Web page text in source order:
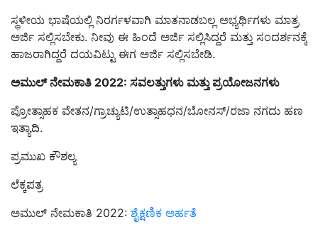
ಸ್ಥಳೀಯ ಭಾಷೆಯಲ್ಲಿ ನಿರರ್ಗಳವಾಗಿ ಮಾತನಾಡಬಲ್ಲ ಅಭ್ಯರ್ಥಿಗಳು ಮಾತ್ರ
ಅರ್ಜಿ ಸಲ್ಲಿಸಬೇಕು. ನೀವು ಈ ಹಿಂದೆ ಅರ್ಜಿ ಸಲ್ಲಿಸಿದ್ದರೆ ಮತ್ತು ಸಂದರ್ಶನಕ್ಕೆ
ಹಾಜರಾಗಿದ್ದರೆ ದಯವಿಟ್ಟು ಈಗ ಅರ್ಜಿ ಸಲ್ಲಿಸಬೇಡಿ.
ಅಮುಲ್ ನೇಮಕಾತಿ 2022: ಸವಲತ್ತುಗಳು ಮತ್ತು ಪ್ರಯೋಜನಗಳು
ಪ್ರೋತ್ಸಾಹಕ ವೇತನ/ಗ್ರಾಚ್ಯುಟಿ/ಉತ್ಸಾಹಧನ/ಬೋನಸ್/ರಜಾ ನಗದು ಹಣ
ಇತ್ಯಾದಿ.
ಪ್ರಮುಖ ಕೌಶಲ್ಯ
ಲೆಕ್ಕಪತ್ರ
ಅಮುಲ್ ನೇಮಕಾತಿ 2022: ಶೈಕ್ಷಣಿಕ ಅರ್ಹತೆ